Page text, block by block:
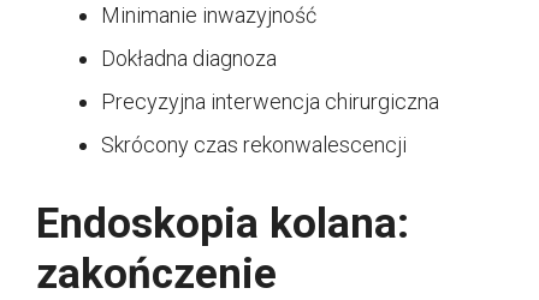
Minimanie inwazyjność
Dokładna diagnoza
Precyzyjna interwencja chirurgiczna
Skrócony czas rekonwalescencji
Endoskopia kolana:
zakończenie